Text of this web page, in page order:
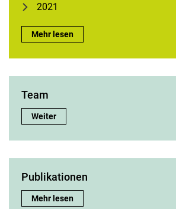
2021
Statistikschulungen:
Mehr lesen
Team
Team:
Weiter
Publikationen
Publikationen:
Mehr lesen